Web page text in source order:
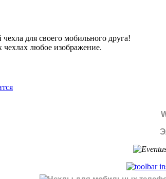
для своего мобильного друга!
чехлах любое изображение.